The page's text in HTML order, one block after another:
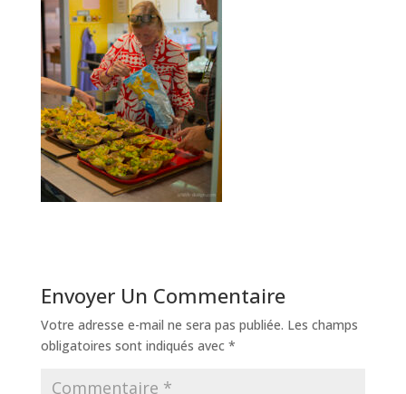
Envoyer Un Commentaire
Votre adresse e-mail ne sera pas publiée. Les champs
obligatoires sont indiqués avec *